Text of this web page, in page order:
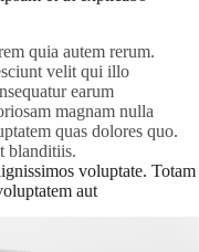
quia autem rerum.
velit qui illo
earum
magnam nulla
quas dolores quo.
blanditiis.
voluptate. Totam
aut